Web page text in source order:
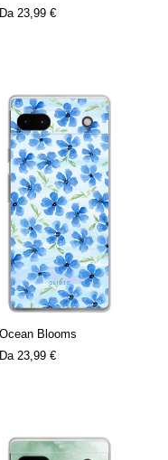
Da 23,99 €
Ocean Blooms
Da 23,99 €